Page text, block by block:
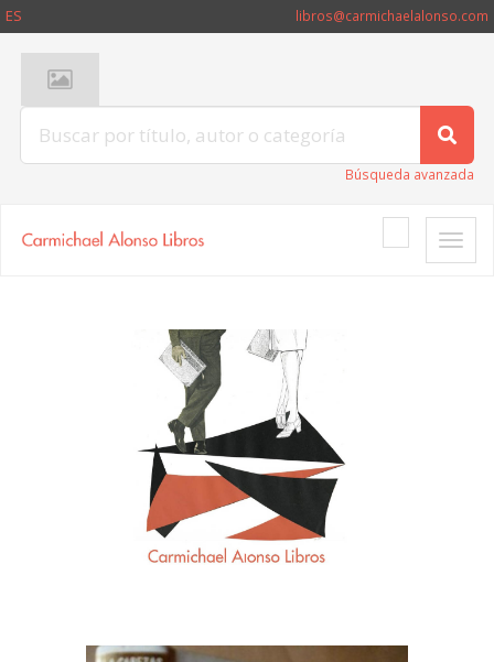
ES libros@carmichaelalonso.com
Búsqueda avanzada
Toggle